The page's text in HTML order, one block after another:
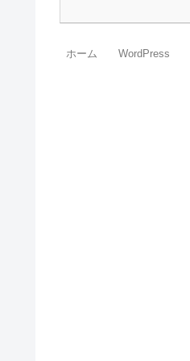
ホーム WordPress